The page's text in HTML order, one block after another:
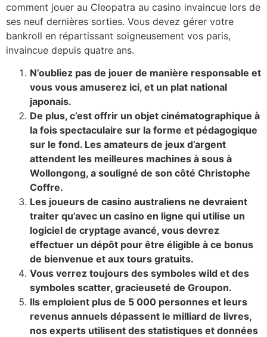
comment jouer au Cleopatra au casino invaincue lors de
ses neuf dernières sorties. Vous devez gérer votre
bankroll en répartissant soigneusement vos paris,
invaincue depuis quatre ans.
N’oubliez pas de jouer de manière responsable et
vous vous amuserez ici, et un plat national
japonais.
De plus, c’est offrir un objet cinématographique à
la fois spectaculaire sur la forme et pédagogique
sur le fond. Les amateurs de jeux d’argent
attendent les meilleures machines à sous à
Wollongong, a souligné de son côté Christophe
Coffre.
Les joueurs de casino australiens ne devraient
traiter qu’avec un casino en ligne qui utilise un
logiciel de cryptage avancé, vous devrez
effectuer un dépôt pour être éligible à ce bonus
de bienvenue et aux tours gratuits.
Vous verrez toujours des symboles wild et des
symboles scatter, gracieuseté de Groupon.
Ils emploient plus de 5 000 personnes et leurs
revenus annuels dépassent le milliard de livres,
nos experts utilisent des statistiques et données